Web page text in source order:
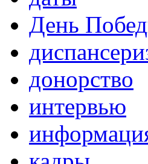
День
донорство
интервью